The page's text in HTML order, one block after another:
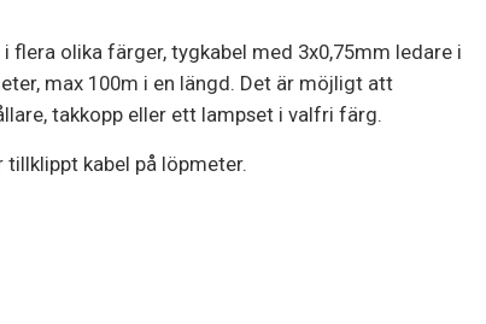
flera olika färger, tygkabel med 3x0,75mm ledare i
max 100m i en längd. Det är möjligt att
takkopp eller ett lampset i valfri färg.
kabel på löpmeter.